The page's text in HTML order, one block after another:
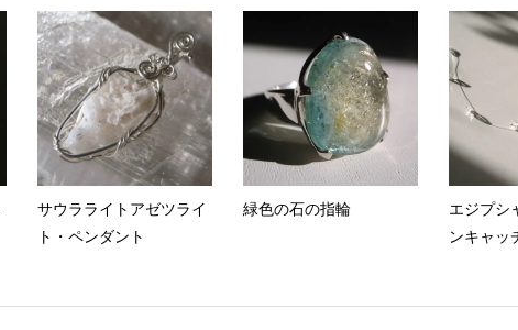
サウラライトアゼツライ
ト・ペンダント
緑色の石の指輪
エジプシ
ンキャッ